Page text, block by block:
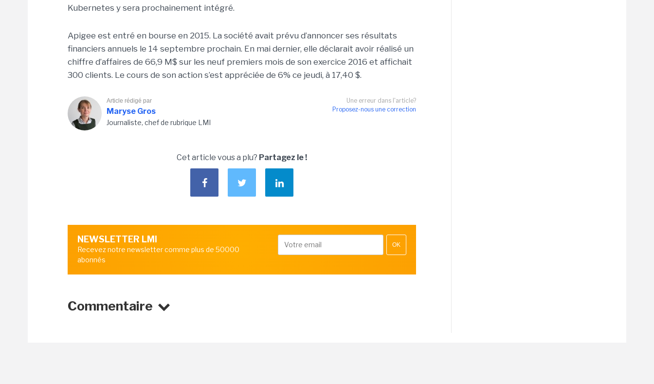
Kubernetes y sera prochainement intégré.
Apigee est entré en bourse en 2015. La société avait prévu d’annoncer ses résultats
financiers annuels le 14 septembre prochain. En mai dernier, elle déclarait avoir réalisé un
chiffre d’affaires de 66,9 M$ sur les neuf premiers mois de son exercice 2016 et affichait
300 clients. Le cours de son action s’est appréciée de 6% ce jeudi, à 17,40 $.
Une erreur dans l'article?
Proposez-nous une correction
Article rédigé par
Maryse Gros
Journaliste, chef de rubrique LMI
Cet article vous a plu? Partagez le !
NEWSLETTER LMI
Recevez notre newsletter comme plus de 50000
abonnés
OK
Commentaire